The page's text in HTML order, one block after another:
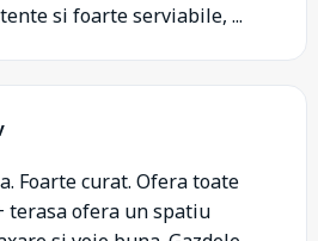
si foarte serviabile, ...
Foarte curat. Ofera toate
terasa ofera un spatiu